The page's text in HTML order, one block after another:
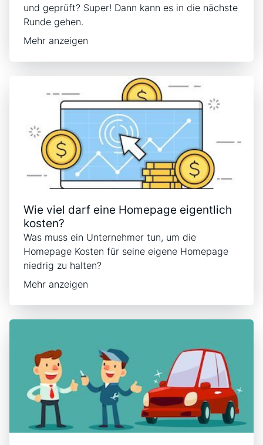
und geprüft? Super! Dann kann es in die nächste
Runde gehen.
Mehr anzeigen
Wie viel darf eine Homepage eigentlich
kosten?
Was muss ein Unternehmer tun, um die
Homepage Kosten für seine eigene Homepage
niedrig zu halten?
Mehr anzeigen